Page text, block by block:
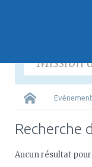
Recherche
Aucun résultat